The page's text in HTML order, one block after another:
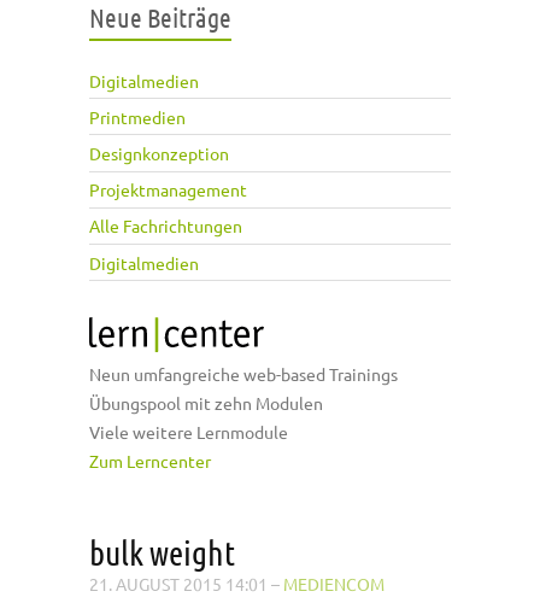
Neue Beiträge
Digitalmedien
Printmedien
Designkonzeption
Projektmanagement
Alle Fachrichtungen
Digitalmedien
Neun umfangreiche web-based Trainings
Übungspool mit zehn Modulen
Viele weitere Lernmodule
Zum Lerncenter
bulk weight
21. AUGUST 2015 14:01 – MEDIENCOM